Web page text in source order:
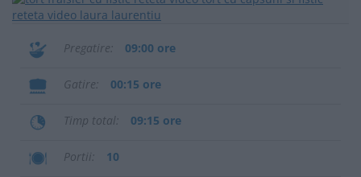
Pregatire 09:00 ore
Gatire 00:15 ore
Timp total 09:15 ore
Portii 10